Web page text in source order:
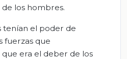
los hombres.
tenían el poder de
fuerzas que
era el deber de los